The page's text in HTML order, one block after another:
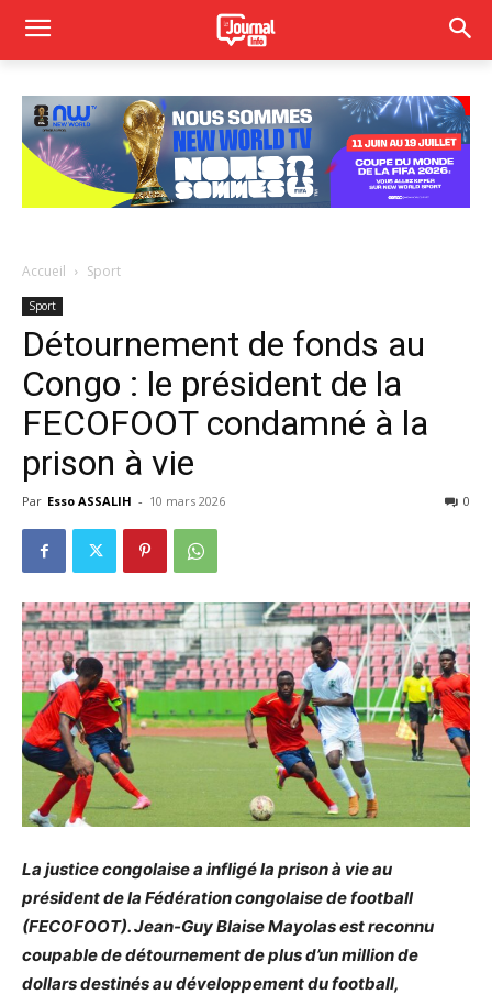
Accueil Sport
Sport
Détournement de fonds au
Congo : le président de la
FECOFOOT condamné à la
prison à vie
Par Esso ASSALIH - 10 mars 2026 0
La justice congolaise a infligé la prison à vie au
président de la Fédération congolaise de football
(FECOFOOT). Jean-Guy Blaise Mayolas est reconnu
coupable de détournement de plus d’un million de
dollars destinés au développement du football,